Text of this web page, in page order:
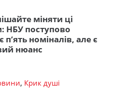
міняти ці
НБУ поступово
п’ять номіналів, але є
нюанс
, Крик душі